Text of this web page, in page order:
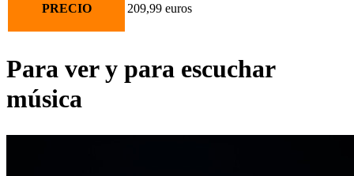
PRECIO 209,99 euros
Para ver y para escuchar
música